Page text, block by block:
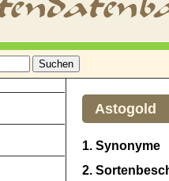
Astogold
1. Synonyme
2.